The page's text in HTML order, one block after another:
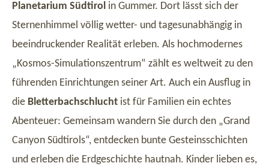
Planetarium Südtirol in Gummer. Dort lässt sich der
Sternenhimmel völlig wetter- und tagesunabhängig in
beeindruckender Realität erleben. Als hochmodernes
„Kosmos-Simulationszentrum“ zählt es weltweit zu den
führenden Einrichtungen seiner Art. Auch ein Ausflug in
die Bletterbachschlucht ist für Familien ein echtes
Abenteuer: Gemeinsam wandern Sie durch den „Grand
Canyon Südtirols“, entdecken bunte Gesteinsschichten
und erleben die Erdgeschichte hautnah. Kinder lieben es,